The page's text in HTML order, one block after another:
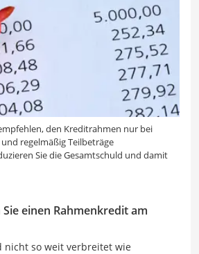
den Kreditrahmen nur bei
regelmäßig Teilbeträge
Sie die Gesamtschuld und damit
einen Rahmenkredit am
nicht so weit verbreitet wie